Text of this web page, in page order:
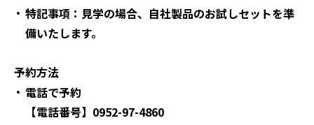
特記事項：見学の場合、自社製品のお試しセットを準
備いたします。
予約方法
電話で予約
【電話番号】0952-97-4860